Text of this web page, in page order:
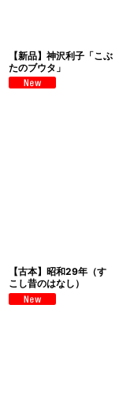
【新品】神沢利子「こぶ
たのブウタ」
【古本】昭和29年（す
こし昔のはなし）